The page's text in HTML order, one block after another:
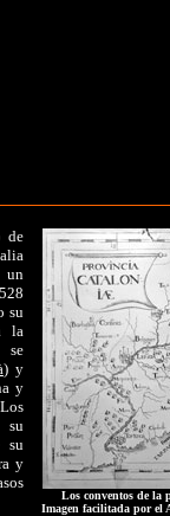
de
un
su
la
se
) y
y
su
su
y
Los conventos de la
Imagen facilitada por el